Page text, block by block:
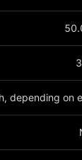
depending on